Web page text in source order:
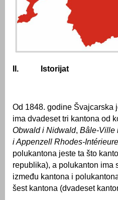
II. Istorijat
Od 1848. godine Švajcarska
ima dvadeset tri kantona od
Obwald i Nidwald, Bâle-Ville
i Appenzell Rhodes-
polukantona jeste ta što
republika), a polukanton ima
između kantona i
šest kantona (dvadeset